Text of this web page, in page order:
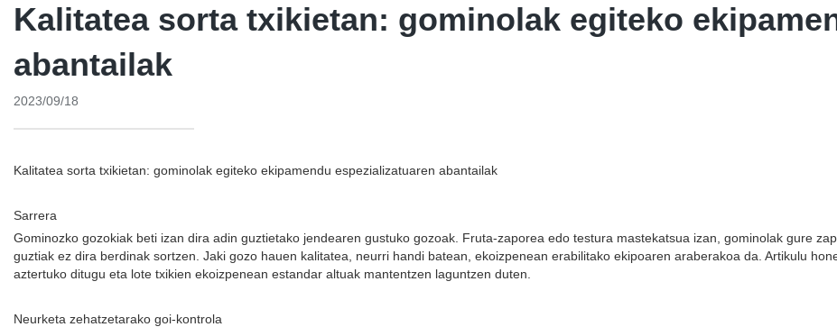
Kalitatea sorta txikietan: gominolak egiteko
abantailak
2023/09/18
Kalitatea sorta txikietan: gominolak egiteko ekipamendu espezializatuaren abantailak
Sarrera
Gominozko gozokiak beti izan dira adin guztietako jendearen gustuko gozoak. Fruta-zaporea edo testura mastekatsua izan, gominolak gure
guztiak ez dira berdinak sortzen. Jaki gozo hauen kalitatea, neurri handi batean, ekoizpenean erabilitako ekipoaren araberakoa da. Artikulu
aztertuko ditugu eta lote txikien ekoizpenean estandar altuak mantentzen laguntzen duten.
Neurketa zehatzetarako goi-kontrola